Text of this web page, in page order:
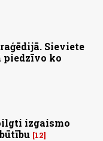
Sieviete
piedzīvo ko
izgaismo
12